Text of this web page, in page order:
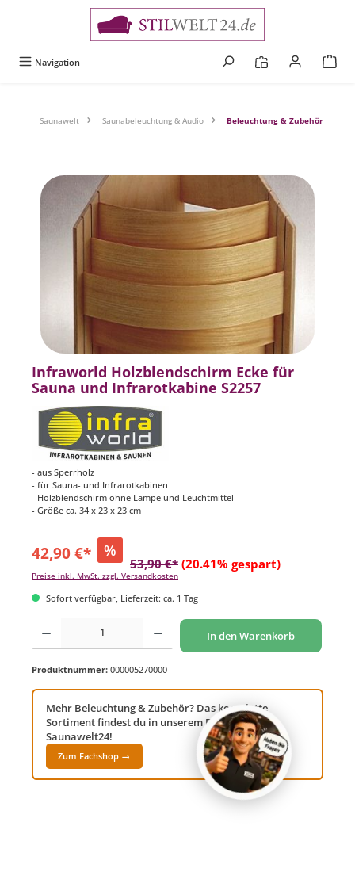
Navigation
Saunawelt Saunabeleuchtung & Audio Beleuchtung & Zubehör
Bildergalerie überspringen
Infraworld Holzblendschirm Ecke für
Sauna und Infrarotkabine S2257
- aus Sperrholz
- für Sauna- und Infrarotkabinen
- Holzblendschirm ohne Lampe und Leuchtmittel
- Größe ca. 34 x 23 x 23 cm
42,90 €* %
53,90 €* (20.41% gespart)
Preise inkl. MwSt. zzgl. Versandkosten
Sofort verfügbar, Lieferzeit: ca. 1 Tag
Produkt Anzahl: Gib den gewünschten Wert ein oder benutze die Schaltflächen um
In den Warenkorb
Produktnummer: 000005270000
Mehr Beleuchtung & Zubehör? Das komplette
Sortiment findest du in unserem Fachshop
Saunawelt24!
Zum Fachshop →